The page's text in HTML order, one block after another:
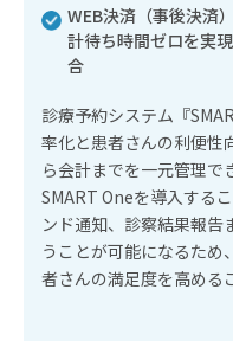
WEB決済（事後決済
計待ち時間ゼロを実
合
診療予約システム『
率化と患者さんの利便性
ら会計までを一元管理で
SMART Oneを導入する
ンド通知、診察結果報
うことが可能になるた
者さんの満足度を高める